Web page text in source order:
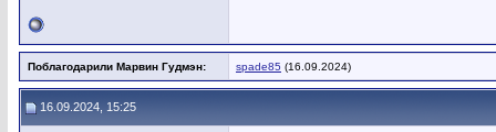
Поблагодарили Марвин Гудмэн: spade85 (16.09.2024)
16.09.2024, 15:25